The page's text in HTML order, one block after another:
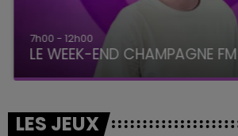
7h00 - 12h00
LE WEEK-END CHAMPAGNE FM
LES JEUX